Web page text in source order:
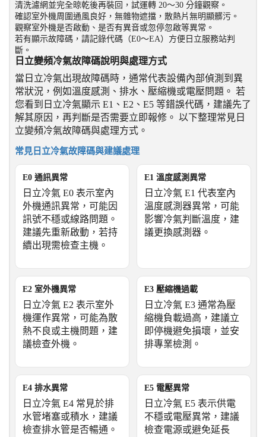
清洗濾網並完全晾乾後再裝回，試運轉 20～30 分鐘觀察。
確認室外機周圍通風良好，無雜物遮擋，散熱片無明顯髒污。
觀察室外機是否啟動、是否有異音或忽停忽啟等異常。
若有顯示故障碼，請記錄代碼（E0～EA）方便日立服務站判
斷。
日立變頻冷氣故障碼說明與處理方式
當日立冷氣出現故障碼時，通常代表設備內部偵測到異
常狀況，例如溫度感測、排水、壓縮機或電壓問題。 若
您看到日立冷氣顯示 E1、E2、E5 等錯誤代碼，建議先了
解其原因，再判斷是否需要立即報修。 以下整理常見日
立變頻冷氣故障碼與處理方式。
常見日立冷氣故障碼與建議處理
E0 通訊異常
日立冷氣 E0 表示室內
外機通訊異常，可能因
訊號不穩或線路問題。
建議先重新啟動，若持
續出現需檢查主機。
E1 溫度感測異常
日立冷氣 E1 代表室內
溫度感測器異常，可能
影響冷氣判斷溫度，建
議更換感測器。
E2 室外機異常
日立冷氣 E2 表示室外
機運作異常，可能為散
熱不良或主機問題，建
議檢查外機。
E3 壓縮機過載
日立冷氣 E3 通常為壓
縮機負載過高，建議立
即停機避免損壞，並安
排專業檢測。
E4 排水異常
日立冷氣 E4 常見於排
水管堵塞或積水，建議
檢查排水管是否暢通。
E5 電壓異常
日立冷氣 E5 表示供電
不穩或電壓異常，建議
檢查電源或避免延長